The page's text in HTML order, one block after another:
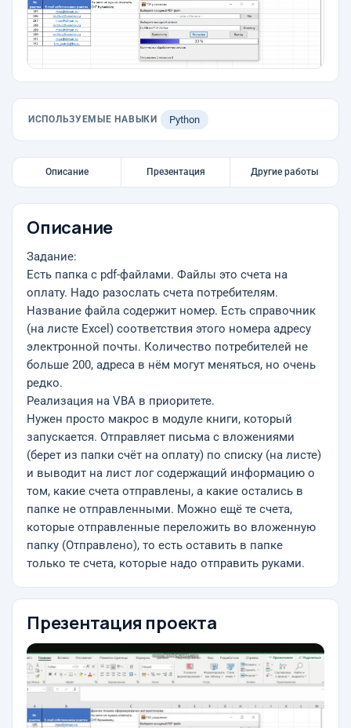
ИСПОЛЬЗУЕМЫЕ НАВЫКИ Python
Описание Презентация Другие работы
Описание
Задание:
Есть папка с pdf-файлами. Файлы это счета на
оплату. Надо разослать счета потребителям.
Название файла содержит номер. Есть справочник
(на листе Excel) соответствия этого номера адресу
электронной почты. Количество потребителей не
больше 200, адреса в нём могут меняться, но очень
редко.
Реализация на VBA в приоритете.
Нужен просто макрос в модуле книги, который
запускается. Отправляет письма с вложениями
(берет из папки счёт на оплату) по списку (на листе)
и выводит на лист лог содержащий информацию о
том, какие счета отправлены, а какие остались в
папке не отправленными. Можно ещё те счета,
которые отправленные переложить во вложенную
папку (Отправлено), то есть оставить в папке
только те счета, которые надо отправить руками.
Презентация проекта